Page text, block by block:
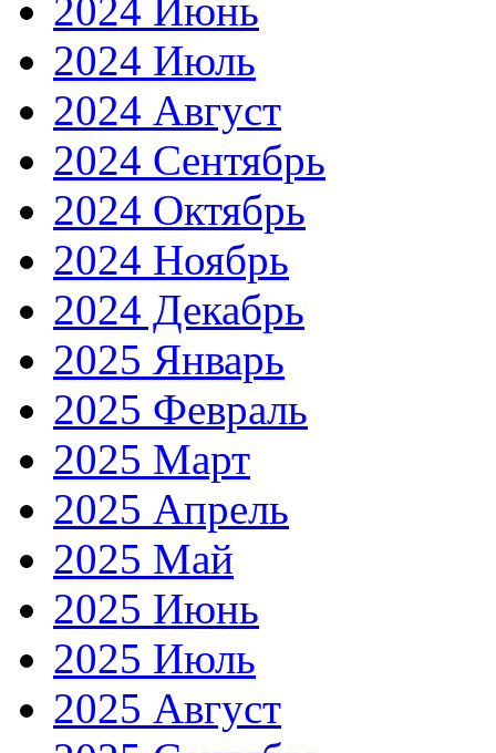
2024 Июнь
2024 Июль
2024 Август
2024 Сентябрь
2024 Октябрь
2024 Ноябрь
2024 Декабрь
2025 Январь
2025 Февраль
2025 Март
2025 Апрель
2025 Май
2025 Июнь
2025 Июль
2025 Август